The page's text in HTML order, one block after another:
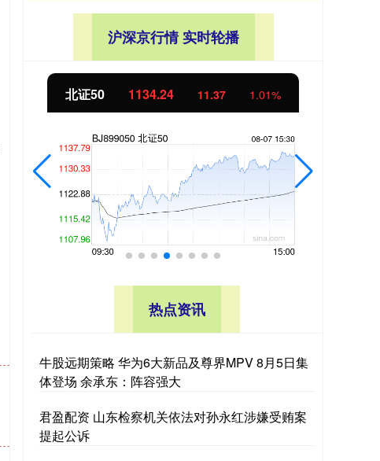
沪深京行情 实时轮播
北证50 1134.24 11.37 1.01%
热点资讯
牛股远期策略 华为6大新品及尊界MPV 8月5日集
体登场 余承东：阵容强大
君盈配资 山东检察机关依法对孙永红涉嫌受贿案
提起公诉